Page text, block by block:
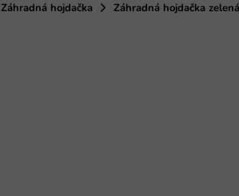
Záhradná hojdačka Záhradná hojdačka